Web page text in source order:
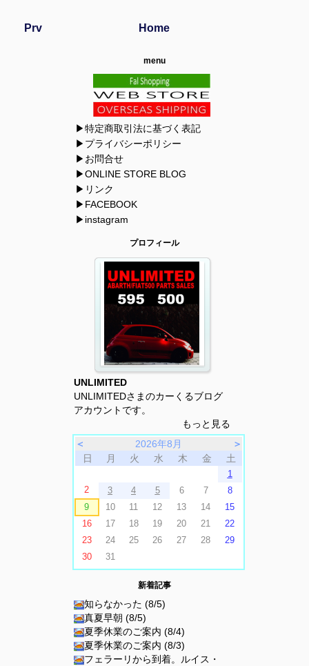
menu
▶特定商取引法に基づく表記
▶プライバシーポリシー
▶お問合せ
▶ONLINE STORE BLOG
▶リンク
▶FACEBOOK
▶instagram
プロフィール
UNLIMITED
UNLIMITEDさまのカーくるブログ
アカウントです。
もっと見る
＜
2026年8月
＞
日
月 火 水 木 金 土
1
2
3 4 5 6 7
8
9
10 11 12 13 14
15
16
17 18 19 20 21
22
23
24 25 26 27 28
29
30
31
新着記事
知らなかった (8/5)
真夏早朝 (8/5)
夏季休業のご案内 (8/4)
夏季休業のご案内 (8/3)
フェラーリから到着。ルイス・
Prv Home